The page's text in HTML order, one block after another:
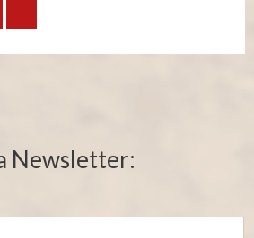
Calculadora
–
Contribuição
Newsletter: